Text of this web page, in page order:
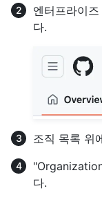
엔터프라이
다.
조직 목록 위
다.